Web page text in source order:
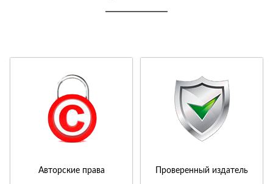
Авторские права Проверенный издатель